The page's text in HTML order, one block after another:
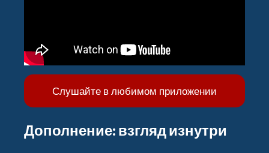
Слушайте в любимом приложении
Дополнение: взгляд изнутри